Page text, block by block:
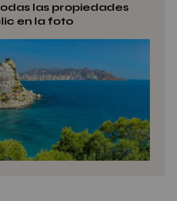
las propiedades
en la foto